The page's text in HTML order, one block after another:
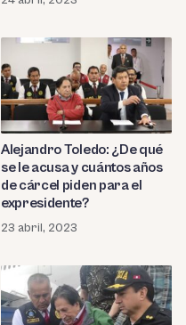
Alejandro Toledo: ¿De qué
se le acusa y cuántos años
de cárcel piden para el
expresidente?
23 abril, 2023